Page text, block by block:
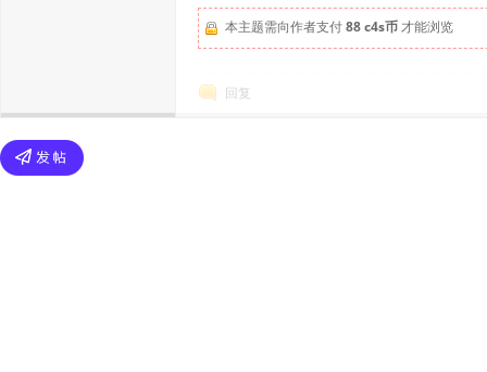
本主题需向作者支付88 c4s币才能浏览
回复